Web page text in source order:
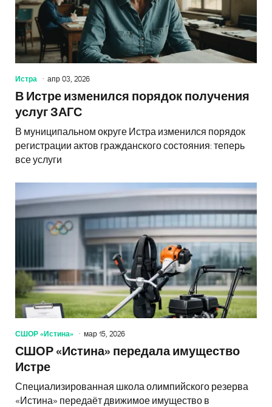
Истра апр 03, 2026
В Истре изменился порядок получения
услуг ЗАГС
В муниципальном округе Истра изменился порядок
регистрации актов гражданского состояния: теперь
все услуги
СШОР «Истина» мар 15, 2026
СШОР «Истина» передала имущество
Истре
Специализированная школа олимпийского резерва
«Истина» передаёт движимое имущество в